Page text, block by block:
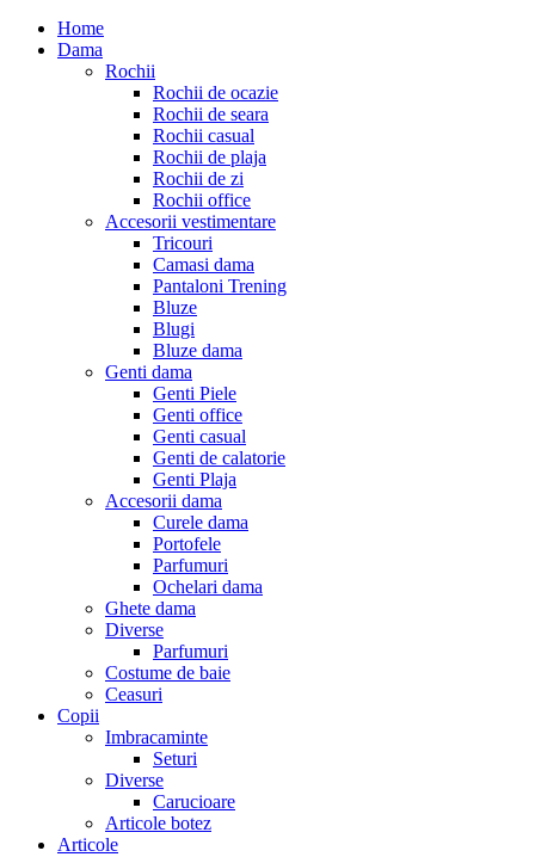
Home
Dama
Rochii
Rochii de ocazie
Rochii de seara
Rochii casual
Rochii de plaja
Rochii de zi
Rochii office
Accesorii vestimentare
Tricouri
Camasi dama
Pantaloni Trening
Bluze
Blugi
Bluze dama
Genti dama
Genti Piele
Genti office
Genti casual
Genti de calatorie
Genti Plaja
Accesorii dama
Curele dama
Portofele
Parfumuri
Ochelari dama
Ghete dama
Diverse
Parfumuri
Costume de baie
Ceasuri
Copii
Imbracaminte
Seturi
Diverse
Carucioare
Articole botez
Articole